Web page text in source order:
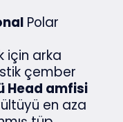
Polar
için arka
çember
Head amfisi
en aza